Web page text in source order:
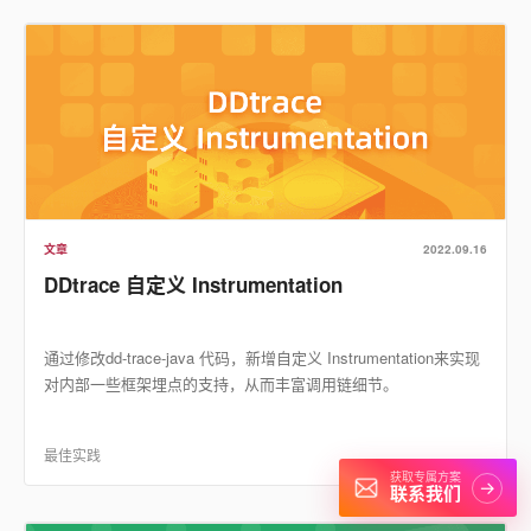
文章 2022.09.16
DDtrace 自定义 Instrumentation
通过修改dd-trace-java 代码，新增自定义 Instrumentation来实现
对内部一些框架埋点的支持，从而丰富调用链细节。
最佳实践
获取专属方案
联系我们 →